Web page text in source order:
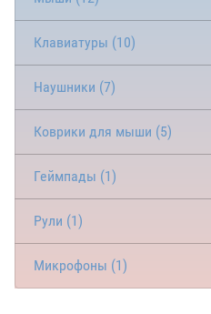
Клавиатуры (10)
Наушники (7)
Коврики для мыши (5)
Геймпады (1)
Рули (1)
Микрофоны (1)